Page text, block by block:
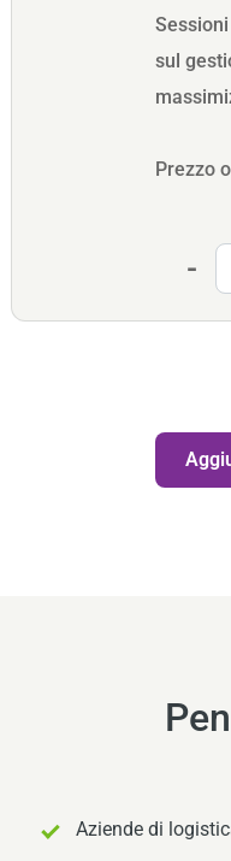
sul
Prezzo
Aziende di